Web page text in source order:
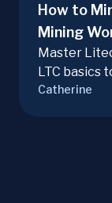
How to
Mining
Master
LTC basics
joining
Catherine